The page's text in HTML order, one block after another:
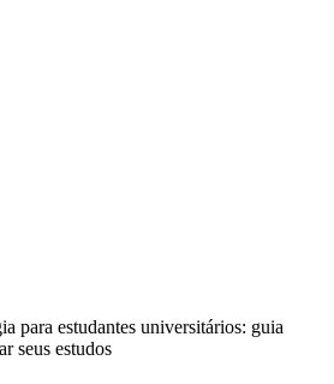
para estudantes universitários: guia
seus estudos